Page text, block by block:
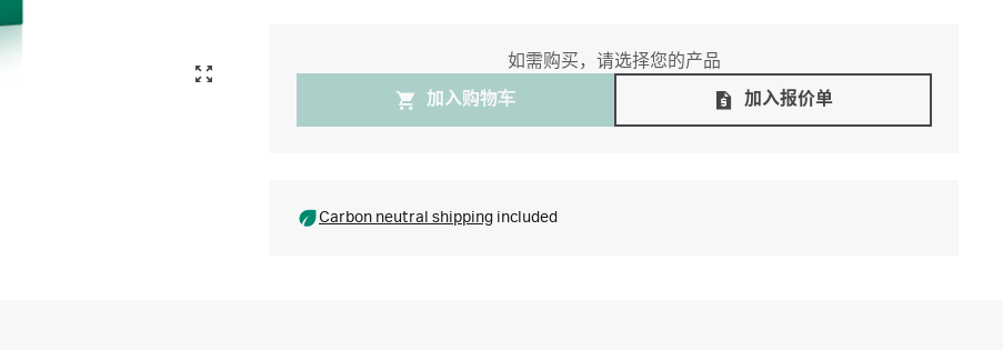
如需购买，请选择您的产品
加入购物⻋ 加入报价单
Carbon neutral shipping included